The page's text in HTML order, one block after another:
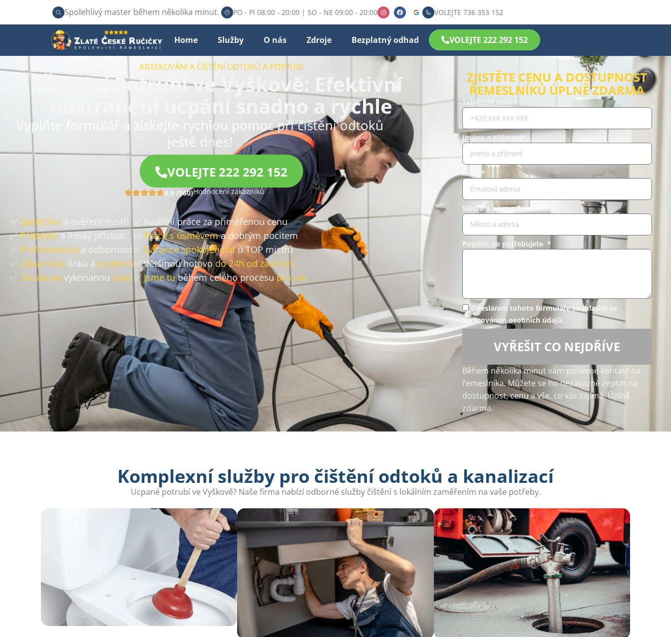
Spolehlivý master během několika minut. PO - PI 08:00 - 20:00 | SO - NE 09:00 - 20:00 VOLEJTE 736 353 152
Home Služby O nás Zdroje Bezplatný odhad VOLEJTE 222 292 152
KRTEKOVÁNÍ A ČIŠTĚNÍ ODTOKŮ A POTRUBÍ
Čištění Potrubí ve Vyškově: Efektivní
odstranění ucpání snadno a rychle
Vyplňte formulář a získejte rychlou pomoc při čištění odtoků
ještě dnes!
VOLEJTE 222 292 152
4.9 (960)Hodnocení zákazníků
✅ Spolehliví a ověření mistři
✅Přátelskýa lidský přístup
✅ Profesionalita a odbornost
✅ Zákaznická linka a podpora
✅ Záruka na vykonanou práci
✅ Kvalitní práce za přiměřenou cenu
Práce s úsměvema dobrým pocitem
Garance spokojenostiu TOP mistrů
✅ Většinou hotovodo 24h od zavolání
✅ Jsme tuběhem celého procesupro vás
ZJISTĚTE CENU A DOSTUPNOST
ŘEMESLNÍKŮ ÚPLNĚ ZDARMA
Telefonní číslo *
Jméno a příjmení*
Email*
Město a adresa *
Popište, co potřebujete *
Odesláním tohoto formuláře souhlasím se
zpracováním osobních údajů.
VYŘEŠIT CO NEJDŘÍVE
Během několika minut vám pošleme kontakt na
řemeslníka. Můžete se ho nezávazně zeptat na
dostupnost, cenu a vše, co vás zajímá. Úplně
zdarma.
Komplexní služby pro čištění odtoků a kanalizací
Ucpané potrubí ve Vyškově? Naše firma nabízí odborné služby čištění s lokálním zaměřením na vaše potřeby.